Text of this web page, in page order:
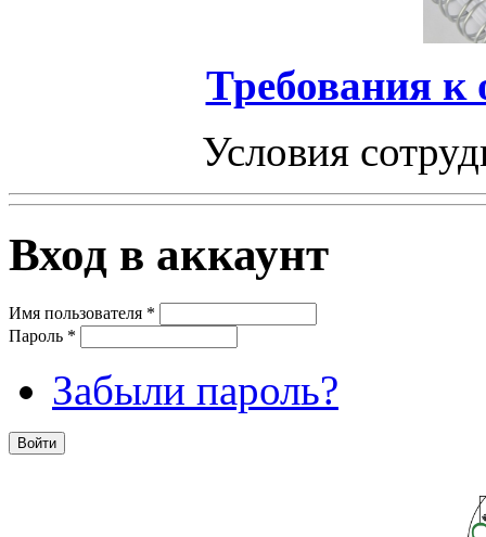
Требования к
Условия
Вход в аккаунт
Имя пользователя *
Пароль *
Забыли пароль?